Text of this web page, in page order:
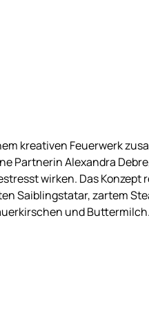
kreativen Feuerwerk
Partnerin Alexandra
wirken. Das
Saiblingstatar, zartem
und Buttermilch.